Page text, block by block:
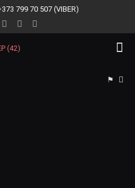
799 70 507 (VIBER)
⚑